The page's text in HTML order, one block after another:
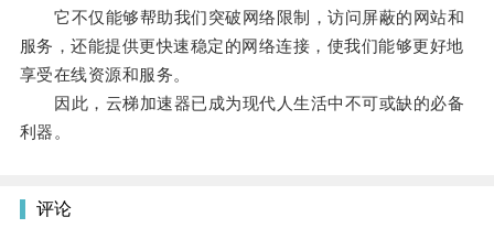
它不仅能够帮助我们突破网络限制，访问屏蔽的网站和
服务，还能提供更快速稳定的网络连接，使我们能够更好地
享受在线资源和服务。
因此，云梯加速器已成为现代人生活中不可或缺的必备
利器。
评论